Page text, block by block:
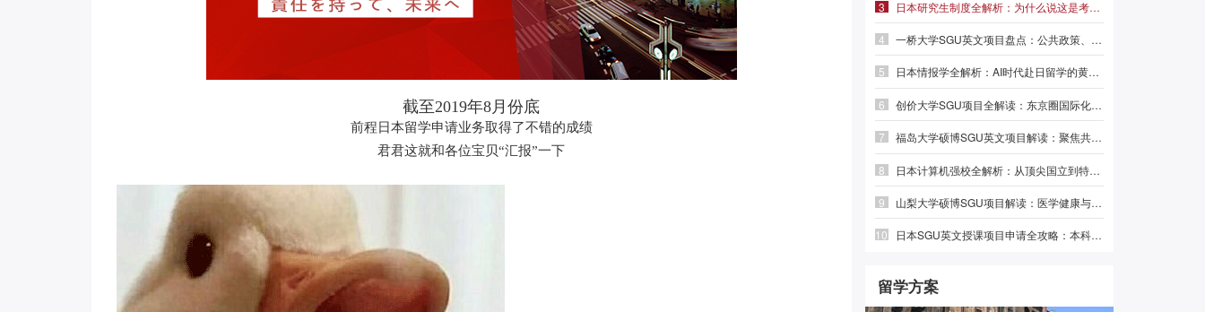
截至2019年8月份底
前程日本留学申请业务取得了不错的成绩
君君这就和各位宝贝“汇报”一下
3 日本研究生制度全解析：为什么说这是考修士最稳妥的路径？
4 一桥大学SGU英文项目盘点：公共政策、外交事务、MBA三大方向
5 日本情报学全解析：AI时代赴日留学的黄金赛道|前程日本留学
6 创价大学SGU项目全解读：东京圈国际化名校，本科/硕士/博士英文授课
7 福岛大学硕博SGU英文项目解读：聚焦共生系统与人间发达，英语直申
8 日本计算机强校全解析：从顶尖国立到特色专精，选对赛道少走弯路
9 山梨大学硕博SGU项目解读：医学健康与绿色光电，英语直申
10 日本SGU英文授课项目申请全攻略：本科、硕士时间线与避坑指南
留学方案